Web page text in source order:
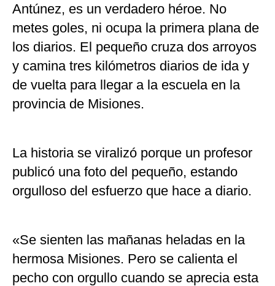
Antúnez, es un verdadero héroe. No
metes goles, ni ocupa la primera plana de
los diarios. El pequeño cruza dos arroyos
y camina tres kilómetros diarios de ida y
de vuelta para llegar a la escuela en la
provincia de Misiones.
La historia se viralizó porque un profesor
publicó una foto del pequeño, estando
orgulloso del esfuerzo que hace a diario.
«Se sienten las mañanas heladas en la
hermosa Misiones. Pero se calienta el
pecho con orgullo cuando se aprecia esta